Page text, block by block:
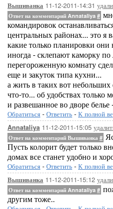
Вышиванка 11-12-2011-14:31
Ответ на комментарий Annataliya #
командировок
центральных районах... это я
какие только планировки они
иногда - склепают каморку
перегороженную комнату
еще и закуток типа кухни...
а жить в таких вот
что-то... об удобствах только
и развешанное во дворе
Обратиться - Ответить - К полной
Annataliya 11-12-2011-15:05
Ответ на комментарий Вышиванка #
Пусть колорит будет только
домах все станет удобно и
Обратиться - Ответить - К полной
Вышиванка 11-12-2011-15:12
Ответ на комментарий Annataliya #
другим тоже..